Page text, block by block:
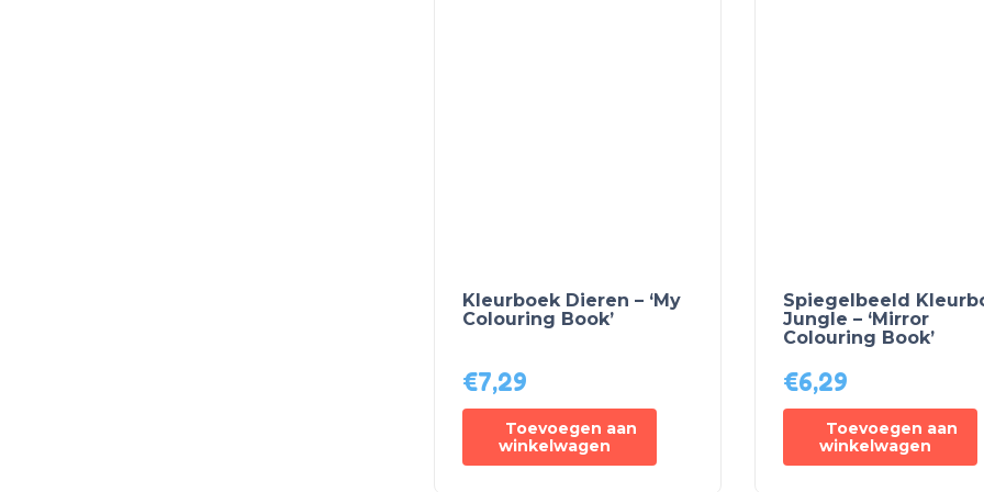
Kleurboek Dieren – ‘My
Colouring Book’
€7,29
Toevoegen aan
winkelwagen
Spiegelbeeld
Jungle – ‘Mirror
Colouring Book’
€6,29
Toevoegen aan
winkelwagen